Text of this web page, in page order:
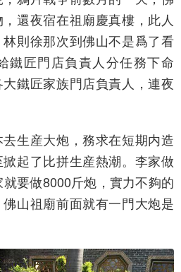
還夜宿在祖廟慶真樓，此人
則徐那次到佛山不是爲了看
鐵匠門店負責人分任務下命
鐵匠家族門店負責人，連夜
生産大炮，務求在短期内造
起了比拼生産熱潮。李家做
要做8000斤炮，實力不夠的
山祖廟前面就有一門大炮是